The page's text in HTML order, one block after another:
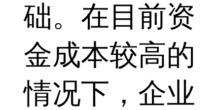
础。在目前资
金成本较高的
情况下，企业